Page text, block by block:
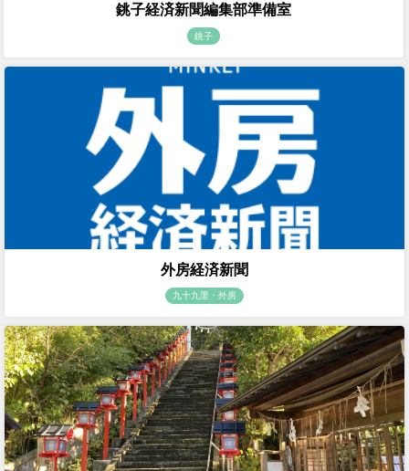
銚子経済新聞編集部準備室
銚子
外房経済新聞
九十九里・外房